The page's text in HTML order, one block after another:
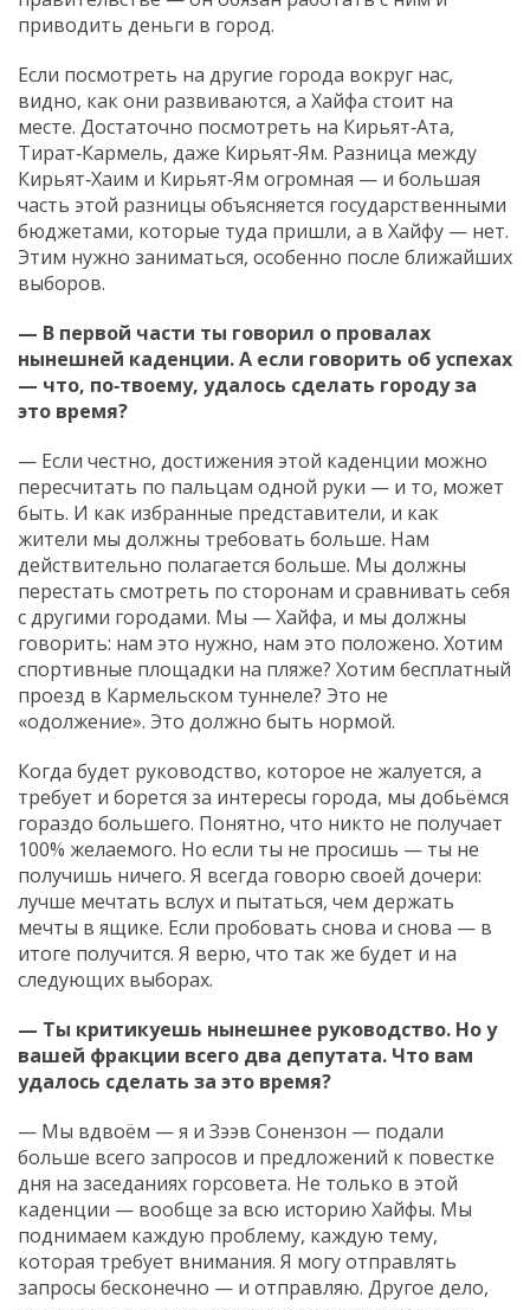
приводить деньги в город.
Если посмотреть на другие города вокруг нас,
видно, как они развиваются, а Хайфа стоит на
месте. Достаточно посмотреть на Кирьят‑Ата,
Тират‑Кармель, даже Кирьят‑Ям. Разница между
Кирьят‑Хаим и Кирьят‑Ям огромная — и большая
часть этой разницы объясняется государственными
бюджетами, которые туда пришли, а в Хайфу — нет.
Этим нужно заниматься, особенно после ближайших
выборов.
— В первой части ты говорил о провалах
нынешней каденции. А если говорить об успехах
— что, по‑твоему, удалось сделать городу за
это время?
— Если честно, достижения этой каденции можно
пересчитать по пальцам одной руки — и то, может
быть. И как избранные представители, и как
жители мы должны требовать больше. Нам
действительно полагается больше. Мы должны
перестать смотреть по сторонам и сравнивать себя
с другими городами. Мы — Хайфа, и мы должны
говорить: нам это нужно, нам это положено. Хотим
спортивные площадки на пляже? Хотим бесплатный
проезд в Кармельском туннеле? Это не
«одолжение». Это должно быть нормой.
Когда будет руководство, которое не жалуется, а
требует и борется за интересы города, мы добьёмся
гораздо большего. Понятно, что никто не получает
100% желаемого. Но если ты не просишь — ты не
получишь ничего. Я всегда говорю своей дочери:
лучше мечтать вслух и пытаться, чем держать
мечты в ящике. Если пробовать снова и снова — в
итоге получится. Я верю, что так же будет и на
следующих выборах.
— Ты критикуешь нынешнее руководство. Но у
вашей фракции всего два депутата. Что вам
удалось сделать за это время?
— Мы вдвоём — я и Зээв Сонензон — подали
больше всего запросов и предложений к повестке
дня на заседаниях горсовета. Не только в этой
каденции — вообще за всю историю Хайфы. Мы
поднимаем каждую проблему, каждую тему,
которая требует внимания. Я могу отправлять
запросы бесконечно — и отправляю. Другое дело,